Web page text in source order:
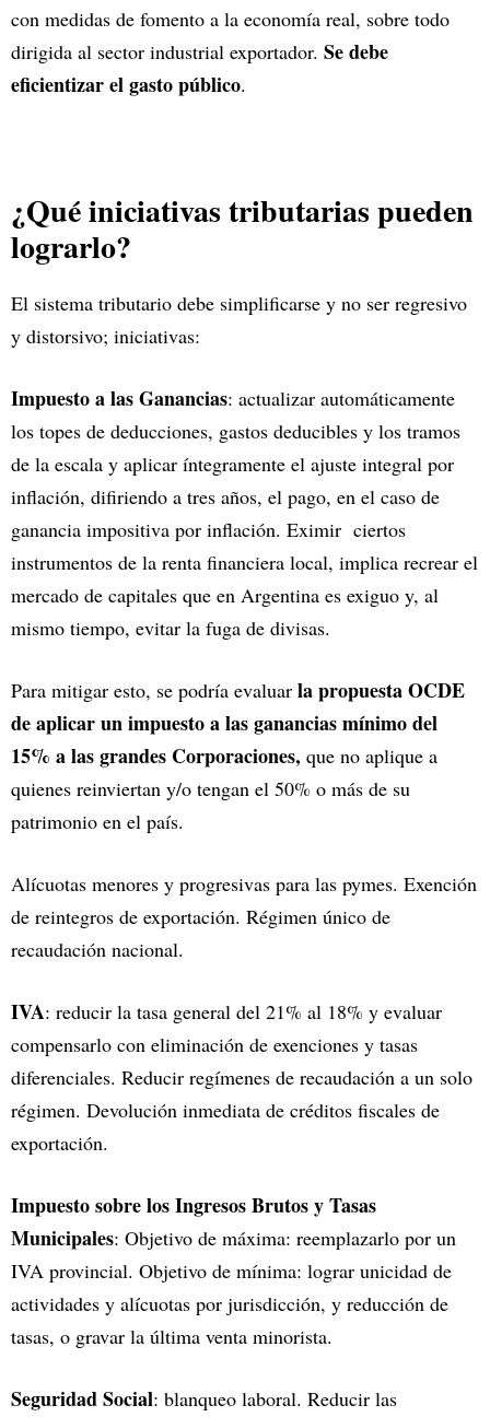
con medidas de fomento a la economía real, sobre todo
dirigida al sector industrial exportador. Se debe
eficientizar el gasto público.
¿Qué iniciativas tributarias pueden
lograrlo?
El sistema tributario debe simplificarse y no ser regresivo
y distorsivo; iniciativas:
Impuesto a las Ganancias: actualizar automáticamente
los topes de deducciones, gastos deducibles y los tramos
de la escala y aplicar íntegramente el ajuste integral por
inflación, difiriendo a tres años, el pago, en el caso de
ganancia impositiva por inflación. Eximir ciertos
instrumentos de la renta financiera local, implica recrear el
mercado de capitales que en Argentina es exiguo y, al
mismo tiempo, evitar la fuga de divisas.
Para mitigar esto, se podría evaluar la propuesta OCDE
de aplicar un impuesto a las ganancias mínimo del
15% a las grandes Corporaciones, que no aplique a
quienes reinviertan y/o tengan el 50% o más de su
patrimonio en el país.
Alícuotas menores y progresivas para las pymes. Exención
de reintegros de exportación. Régimen único de
recaudación nacional.
IVA: reducir la tasa general del 21% al 18% y evaluar
compensarlo con eliminación de exenciones y tasas
diferenciales. Reducir regímenes de recaudación a un solo
régimen. Devolución inmediata de créditos fiscales de
exportación.
Impuesto sobre los Ingresos Brutos y Tasas
Municipales: Objetivo de máxima: reemplazarlo por un
IVA provincial. Objetivo de mínima: lograr unicidad de
actividades y alícuotas por jurisdicción, y reducción de
tasas, o gravar la última venta minorista.
Seguridad Social: blanqueo laboral. Reducir las